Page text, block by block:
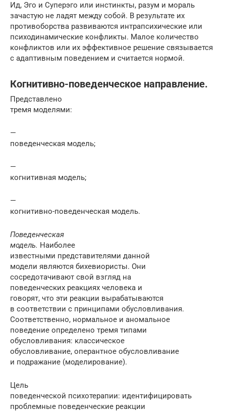
Ид, Эго и Суперэго или инстинкты, разум и мораль
зачастую не ладят между собой. В результате их
противоборства развиваются интрапсихические или
психодинамические конфликты. Малое количество
конфликтов или их эффективное решение связывается
с адаптивным поведением и считается нормой.
Когнитивно-поведенческое направление.
Представлено
тремя моделями:
—
поведенческая модель;
—
когнитивная модель;
—
когнитивно-поведенческая модель.
Поведенческая
модель. Наиболее
известными представителями данной
модели являются бихевиористы. Они
сосредотачивают свой взгляд на
поведенческих реакциях человека и
говорят, что эти реакции вырабатываются
в соответствии с принципами обусловливания.
Соответственно, нормальное и аномальное
поведение определено тремя типами
обусловливания: классическое
обусловливание, оперантное обусловливание
и подражание (моделирование).
Цель
поведенческой психотерапии: идентифицировать
проблемные поведенческие реакции